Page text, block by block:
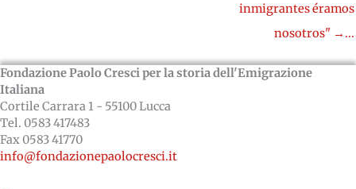
inmigrantes éramos
nosotros" →...
Fondazione Paolo Cresci per la storia dell'Emigrazione
Italiana
Cortile Carrara 1 - 55100 Lucca
Tel. 0583 417483
Fax 0583 41770
info@fondazionepaolocresci.it